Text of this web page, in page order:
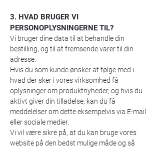
3. HVAD BRUGER VI
PERSONOPLYSNINGERNE TIL?
Vi bruger dine data til at behandle din
bestilling, og til at fremsende varer til din
adresse.
Hvis du som kunde ønsker at følge med i
hvad der sker i vores virksomhed få
oplysninger om produktnyheder, og hvis du
aktivt giver din tilladelse, kan du få
meddelelser om dette eksempelvis via E-mail
eller sociale medier.
Vi vil være sikre på, at du kan bruge vores
website på den bedst mulige måde og så